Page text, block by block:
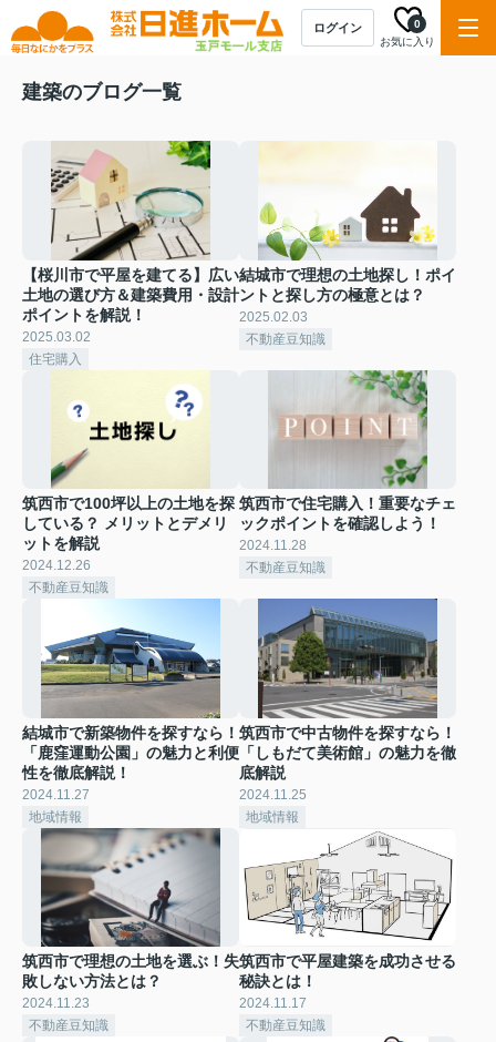
ログイン
お気に入り
0
建築のブログ一覧
【桜川市で平屋を建てる】広い
土地の選び方＆建築費用・設計
ポイントを解説！
2025.03.02
住宅購入
結城市で理想の土地探し！ポイ
ントと探し方の極意とは？
2025.02.03
不動産豆知識
筑西市で100坪以上の土地を探
している？ メリットとデメリ
ットを解説
2024.12.26
不動産豆知識
筑西市で住宅購入！重要なチェ
ックポイントを確認しよう！
2024.11.28
不動産豆知識
結城市で新築物件を探すなら！
「鹿窪運動公園」の魅力と利便
性を徹底解説！
2024.11.27
地域情報
筑西市で中古物件を探すなら！
「しもだて美術館」の魅力を徹
底解説
2024.11.25
地域情報
筑西市で理想の土地を選ぶ！失
敗しない方法とは？
2024.11.23
不動産豆知識
筑西市で平屋建築を成功させる
秘訣とは！
2024.11.17
不動産豆知識